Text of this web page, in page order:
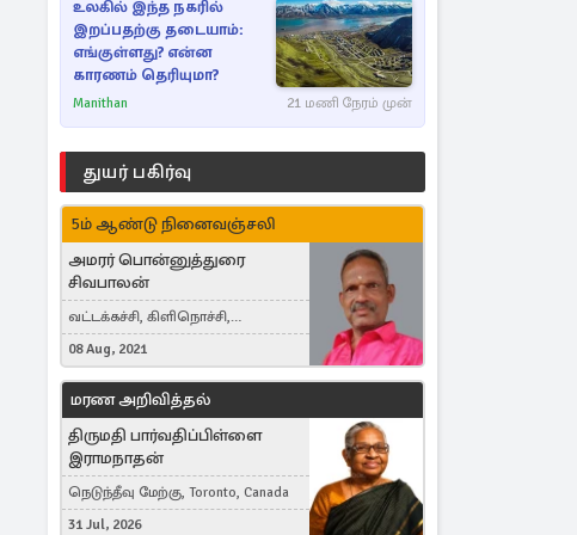
உலகில் இந்த நகரில்
இறப்பதற்கு தடையாம்:
எங்குள்ளது? என்ன
காரணம் தெரியுமா?
Manithan 21 மணி நேரம் முன்
துயர் பகிர்வு
5ம் ஆண்டு நினைவஞ்சலி
அமரர் பொன்னுத்துரை
சிவபாலன்
வட்டக்கச்சி, கிளிநொச்சி,
வட்டக்கச்சி இராமநாதபுரம்
08 Aug, 2021
மரண அறிவித்தல்
திருமதி பார்வதிப்பிள்ளை
இராமநாதன்
நெடுந்தீவு மேற்கு, Toronto, Canada
31 Jul, 2026